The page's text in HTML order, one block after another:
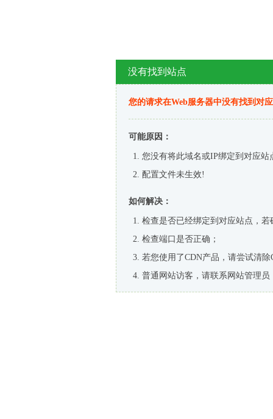
没有找到站点
您的请求在Web服务器中没有找到对
可能原因：
您没有将此域名或IP绑定到对应站
配置文件未生效!
如何解决：
检查是否已经绑定到对应站点，
检查端口是否正确；
若您使用了CDN产品，请尝试清除
普通网站访客，请联系网站管理员